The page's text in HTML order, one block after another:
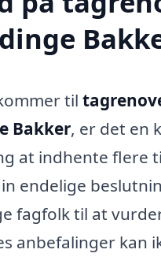
til
Bakker, er det en
at indhente flere
endelige
fagfolk til at
anbefalinger kan